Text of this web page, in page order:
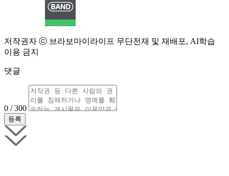
저작권자 ⓒ 브라보마이라이프 무단전재 및 재배포, AI학습
이용 금지
댓글
0 / 300